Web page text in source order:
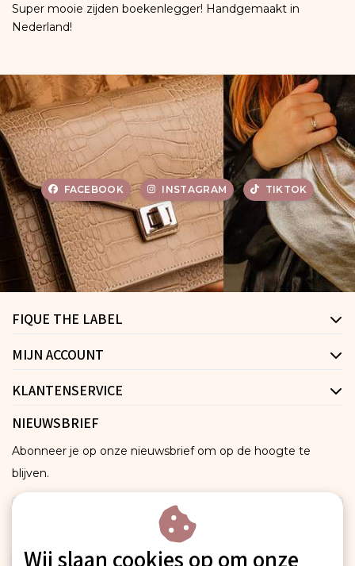
Super mooie zijden boekenlegger! Handgemaakt in
Nederland!
FACEBOOK INSTAGRAM TIKTOK
FIQUE THE LABEL
MIJN ACCOUNT
KLANTENSERVICE
NIEUWSBRIEF
Abonneer je op onze nieuwsbrief om op de hoogte te
blijven.
ABONNEER
Wij slaan cookies op om onze